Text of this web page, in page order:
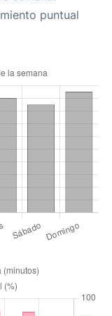
puntual